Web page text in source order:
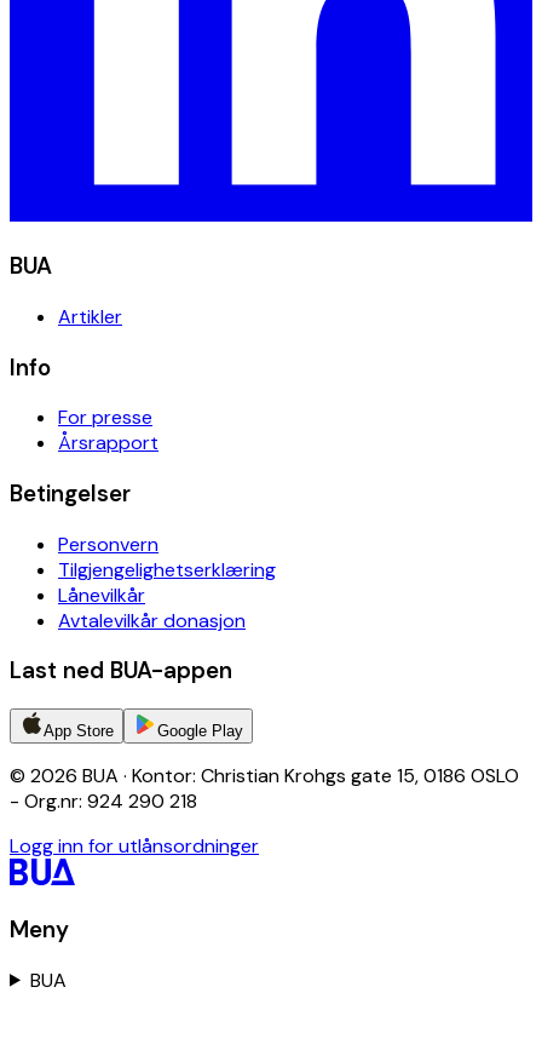
BUA
Artikler
Info
For presse
Årsrapport
Betingelser
Personvern
Tilgjengelighetserklæring
Lånevilkår
Avtalevilkår donasjon
Last ned BUA-appen
App Store Google Play
© 2026 BUA · Kontor: Christian Krohgs gate 15, 0186 OSLO
- Org.nr: 924 290 218
Logg inn for utlånsordninger
Meny
BUA